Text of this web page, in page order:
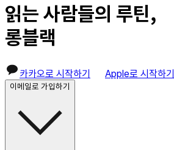
읽는 사람들의 루틴,
롱블랙
카카오로 시작하기 Apple로 시작하기
이메일로 가입하기